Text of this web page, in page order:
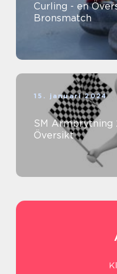
Curling - en
Bronsmatch
15. januari 2024
SM Armbrytning
Översikt